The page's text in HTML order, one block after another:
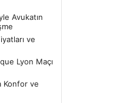
Avukatın
ve
Lyon Maçı
Konfor ve